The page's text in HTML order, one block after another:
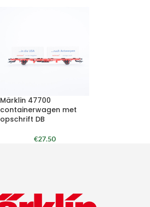
Märklin 47700
containerwagen met
opschrift DB
€27.50